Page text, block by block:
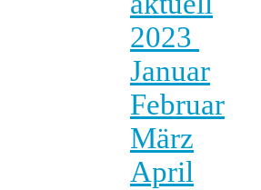
2023
Januar
Februar
März
April